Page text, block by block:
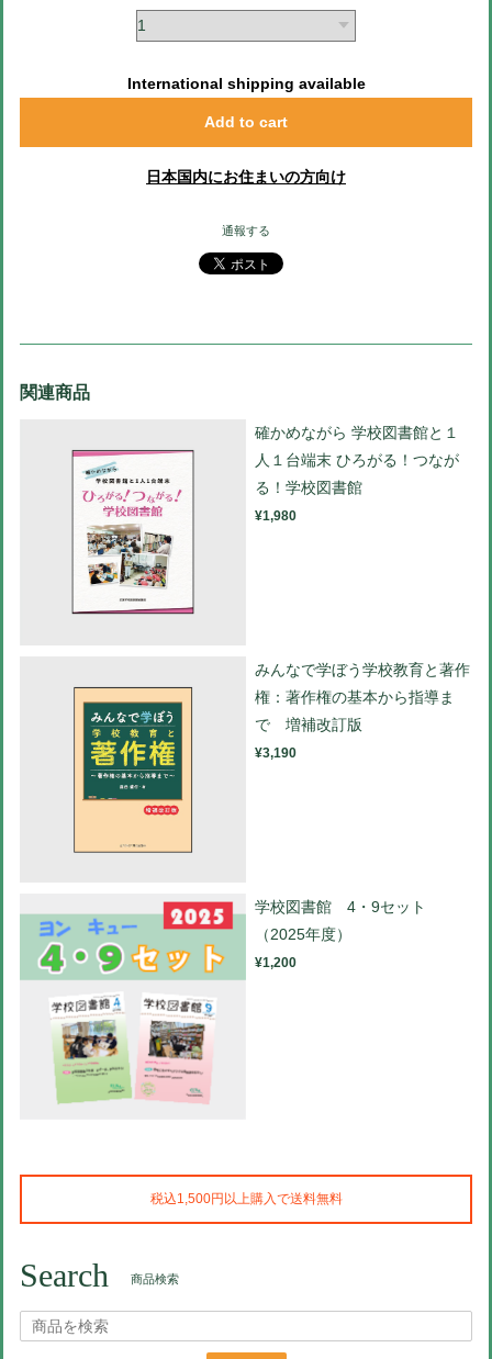
International shipping available
Add to cart
日本国内にお住まいの方向け
通報する
関連商品
確かめながら 学校図書館と１
人１台端末 ひろがる！つなが
る！学校図書館
¥1,980
みんなで学ぼう学校教育と著作
権：著作権の基本から指導ま
で 増補改訂版
¥3,190
学校図書館 4・9セット
（2025年度）
¥1,200
税込1,500円以上購入で送料無料
Search 商品検索